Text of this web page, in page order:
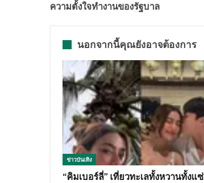
ความตั้งใจทำงานของรัฐบาล
นอกจากนี้คุณยังอาจต้องการ
ข่าวบันเทิง
“คิมเบอร์ลี่” เที่ยวทะเลทั้งหวานทั้งแซ่